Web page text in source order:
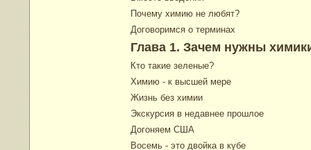
Почему химию не любят?
Договоримся о терминах
Глава 1. Зачем нужны
Кто такие зеленые?
Химию - к высшей мере
Жизнь без химии
Экскурсия в недавнее прошлое
Догоняем США
Восемь - это двойка в кубе